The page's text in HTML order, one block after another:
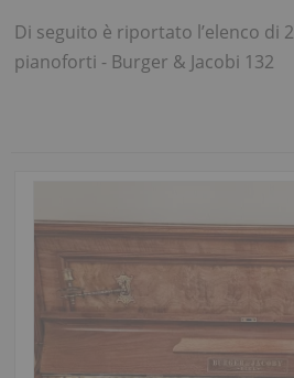
Di seguito è riportato l’elenco di 2
pianoforti - Burger & Jacobi 132